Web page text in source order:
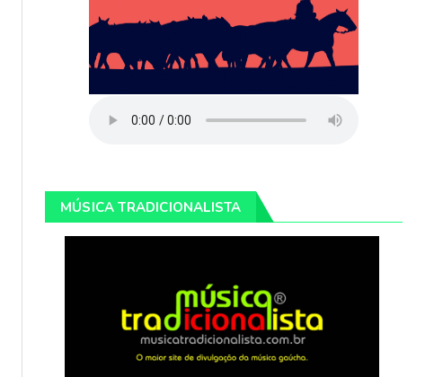
MÚSICA TRADICIONALISTA